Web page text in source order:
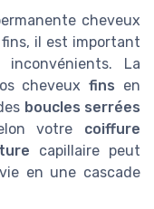
cheveux
il est important
La
cheveuxfins en
boucles serrées
votre coiffure
capillaire peut
en une cascade